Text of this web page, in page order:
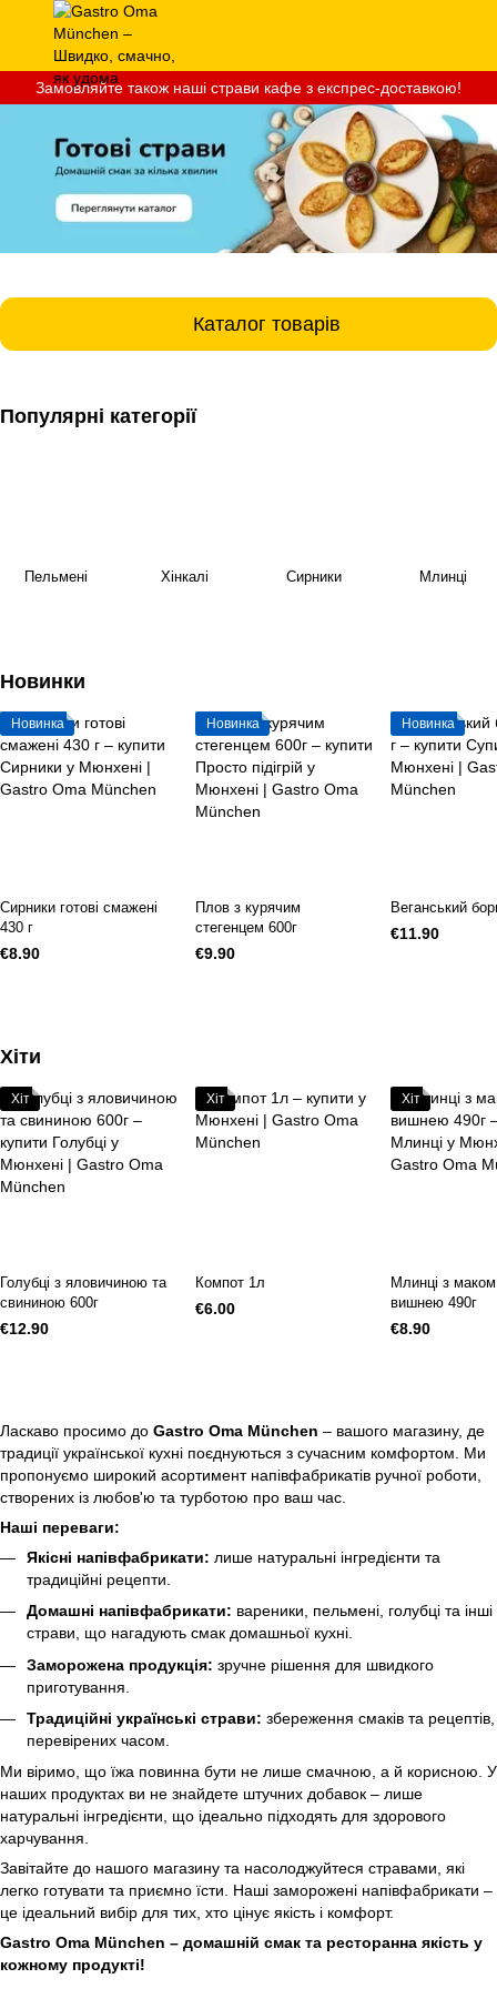
Замовляйте також наші страви кафе з експрес-доставкою!
Каталог товарів
Популярні категорії
Пельмені Хінкалі Сирники Млинці
Новинки
Новинка
Сирники готові смажені
430 г
€8.90
Новинка
Плов з курячим
стегенцем 600г
€9.90
Новинка
Веганський
€11.90
Хіти
Хіт
Голубці з яловичиною та
свининою 600г
€12.90
Хіт
Компот 1л
€6.00
Хіт
Млинці з
вишнею 490г
€8.90
Ласкаво просимо до Gastro Oma München – вашого магазину, де
традиції української кухні поєднуються з сучасним комфортом. Ми
пропонуємо широкий асортимент напівфабрикатів ручної роботи,
створених із любов'ю та турботою про ваш час.
Наші переваги:
Якісні напівфабрикати: лише натуральні інгредієнти та
традиційні рецепти.
Домашні напівфабрикати: вареники, пельмені, голубці та інші
страви, що нагадують смак домашньої кухні.
Заморожена продукція: зручне рішення для швидкого
приготування.
Традиційні українські страви: збереження смаків та рецептів,
перевірених часом.
Ми віримо, що їжа повинна бути не лише смачною, а й корисною. У
наших продуктах ви не знайдете штучних добавок – лише
натуральні інгредієнти, що ідеально підходять для здорового
харчування.
Завітайте до нашого магазину та насолоджуйтеся стравами, які
легко готувати та приємно їсти. Наші заморожені напівфабрикати –
це ідеальний вибір для тих, хто цінує якість і комфорт.
Gastro Oma München – домашній смак та ресторанна якість у
кожному продукті!